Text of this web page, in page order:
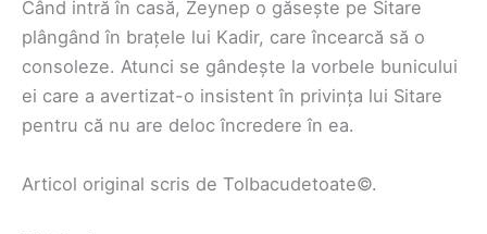
Când intră în casă, Zeynep o găsește pe Sitare
plângând în brațele lui Kadir, care încearcă să o
consoleze. Atunci se gândește la vorbele bunicului
ei care a avertizat-o insistent în privința lui Sitare
pentru că nu are deloc încredere în ea.
Articol original scris de Tolbacudetoate©.